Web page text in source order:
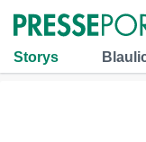
Storys